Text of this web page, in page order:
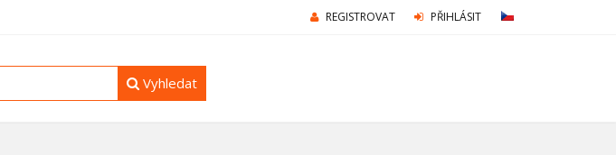
REGISTROVAT PŘIHLÁSIT
Vyhledat